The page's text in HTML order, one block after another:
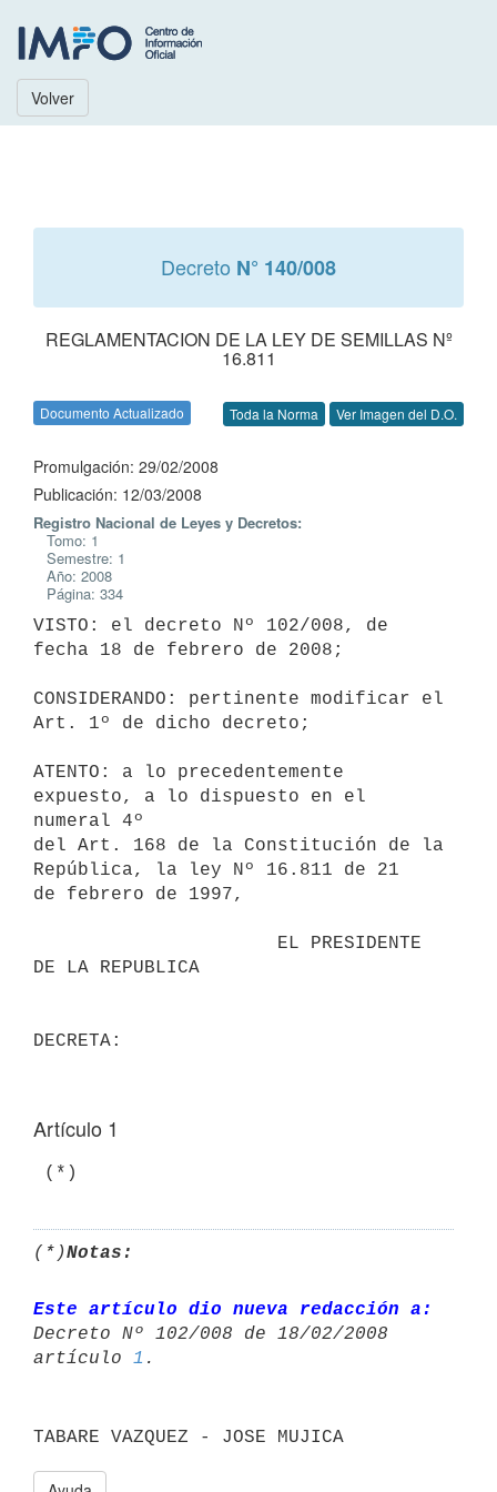
Volver
Decreto N° 140/008
REGLAMENTACION DE LA LEY DE SEMILLAS Nº
16.811
Documento Actualizado Toda la Norma Ver Imagen del D.O.
Promulgación: 29/02/2008
Publicación: 12/03/2008
Registro Nacional de Leyes y Decretos:
Tomo: 1
Semestre: 1
Año: 2008
Página: 334
VISTO: el decreto Nº 102/008, de
fecha 18 de febrero de 2008;
CONSIDERANDO: pertinente modificar el
Art. 1º de dicho decreto;
ATENTO: a lo precedentemente
expuesto, a lo dispuesto en el
numeral 4º
del Art. 168 de la Constitución de la
República, la ley Nº 16.811 de 21
de febrero de 1997,
DE LA REPUBLICA
Artículo 1
(*)
(*)Notas:
Este artículo dio nueva redacción a:
Decreto Nº 102/008 de 18/02/2008
artículo 1